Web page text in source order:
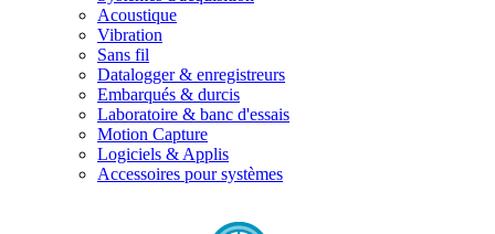
Acoustique
Vibration
Sans fil
Datalogger & enregistreurs
Embarqués & durcis
Laboratoire & banc d'essais
Motion Capture
Logiciels & Applis
Accessoires pour systèmes